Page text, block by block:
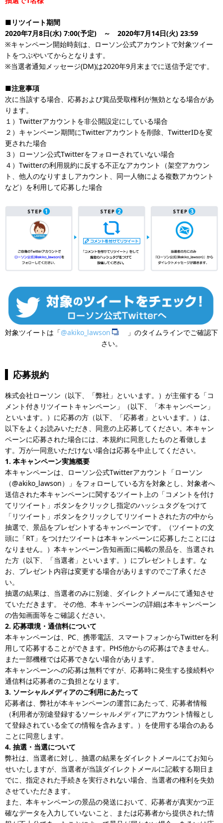
■リツイート期間
2020年7月8日(水) 7:00(予定) ～ 2020年7月14日(火) 23:59
※キャンペーン開始時刻は、ローソン公式アカウントで対象ツイー
トをつぶやいてからとなります。
※当選者通知メッセージ(DM)は2020年9月末までに送信予定です。
■注意事項
次に当該する場合、応募および賞品受取権利が無効となる場合があ
ります。
１）Twitterアカウントを非公開設定にしている場合
２）キャンペーン期間にTwitterアカウントを削除、TwitterIDを変
更された場合
３）ローソン公式Twitterをフォローされていない場合
４）Twitterの利用規約に反する不正なアカウント（架空アカウン
ト、他人のなりすましアカウント、同一人物による複数アカウント
など）を利用して応募した場合
対象ツイートは「@akiko_lawson
」のタイムラインでご確認下
さい。
応募規約
株式会社ローソン（以下、「弊社」といいます。）が主催する「コ
メント付きリツイートキャンペーン」（以下、「本キャンペーン」
といいます。）に応募の方（以下、「応募者」といいます。）は、
以下をよくお読みいただき、同意の上応募してください。本キャン
ペーンに応募された場合には、本規約に同意したものと看做しま
す。万が一同意いただけない場合は応募を中止してください。
1. 本キャンペーン実施概要
本キャンペーンは、ローソン公式Twitterアカウント「ローソン
（@akiko_lawson）」をフォローしている方を対象とし、対象者へ
送信された本キャンペーンに関するツイート上の「コメントを付け
てリツイート」ボタンをクリックし指定のハッシュタグをつけて
「リツイート」ボタンをクリックしてリツイートされた方の中から
抽選で、景品をプレゼントするキャンペーンです。（ツイートの文
頭に「RT」をつけたツイートは本キャンペーンに応募したことには
なりません。）本キャンペーン告知画面に掲載の景品を、当選され
た方（以下、「当選者」といいます。）にプレゼントします。な
お、プレゼント内容は変更する場合がありますのでご了承くださ
い。
抽選の結果は、当選者のみに別途、ダイレクトメールにて通知させ
ていただきます。 その他、本キャンペーンの詳細は本キャンペーン
の告知画面等をご確認ください。
2. 応募環境・通信料について
本キャンペーンは、PC、携帯電話、スマートフォンからTwitterを利
用して応募することができます。PHS他からの応募はできません。
また一部機種では応募できない場合があります。
本キャンペーンへの応募は無料ですが、応募時に発生する接続料や
通信料は応募者のご負担となります。
3. ソーシャルメディアのご利用にあたって
応募者は、弊社が本キャンペーンの運営にあたって、応募者情報
（利用者が別途登録するソーシャルメディアにアカウント情報とし
て登録されている全ての情報を含みます。）を使用する場合のある
ことに同意します。
4. 抽選・当選について
弊社は、当選者に対し、抽選の結果をダイレクトメールにてお知ら
せいたしますが、当選者が当該ダイレクトメールに記載する期日ま
でに、指定された手続きを実行されない場合、当選者の権利を失効
させていただきます。
また、本キャンペーンの景品の発送において、応募者が真実かつ正
確なデータを入力していないこと、または応募者から提供された情